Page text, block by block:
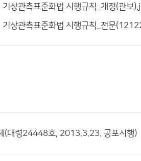
기상관측표준화법 시행규칙_개정(관
기상관측표준화법 시행규칙_전문
(대령24448호, 2013.3.23. 공포시행)